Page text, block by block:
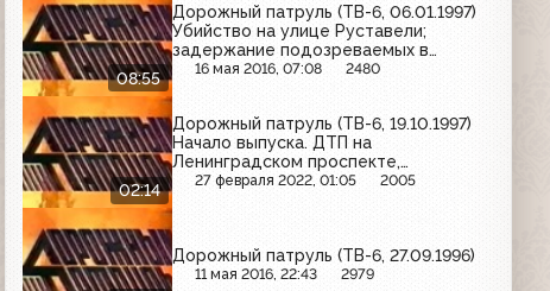
08:55
Дорожный патруль (ТВ-6, 06.01.1997)
Убийство на улице Руставели;
задержание подозреваемых в
убийстве; несчастный случай на
16 мая 2016, 07:08 2480
02:14
Дорожный патруль (ТВ-6, 19.10.1997)
Начало выпуска. ДТП на
Ленинградском проспекте,
задержание подозреваемого в
27 февраля 2022, 01:05 2005
Дорожный патруль (ТВ-6, 27.09.1996)
11 мая 2016, 22:43 2979